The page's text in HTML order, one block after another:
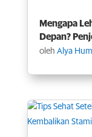
Mengapa
Depan?
oleh Alya